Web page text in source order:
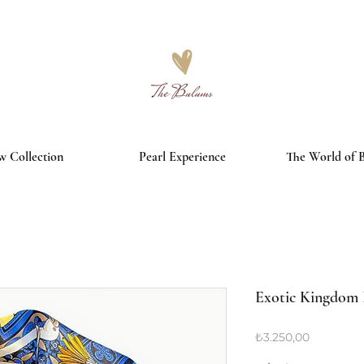
Collection Pearl Experience The World of
Exotic Kingdom
₺3.250,00Fiyat